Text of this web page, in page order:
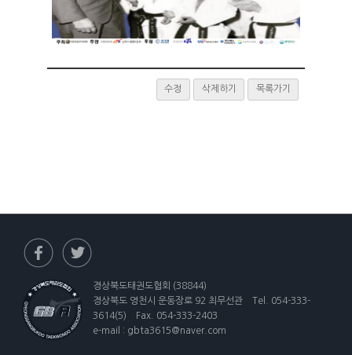
수정 삭제하기 목록가기
경상북도태권도협회 (38844)
경상북도 영천시 운동장로 92 최무선관 Tel. 054-333-
3614(5) Fax. 054-333-2403
e-mail : gbta3615@naver.com